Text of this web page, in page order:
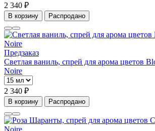
2 340 ₽
В корзину Распродано
Предзаказ
Светлая ваниль, спрей для арома цветов
Noire
2 340 ₽
В корзину Распродано